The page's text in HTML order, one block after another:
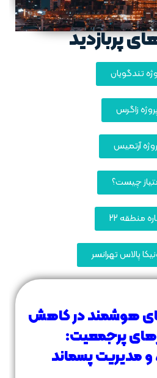
پربازدید
تندگویان
پروژه زاگرس
آرتمیس
چیست؟
منطقه 22
پالاس تهرانسر
هوشمند در کاهش
پرجمعیت:
و مدیریت پسماند